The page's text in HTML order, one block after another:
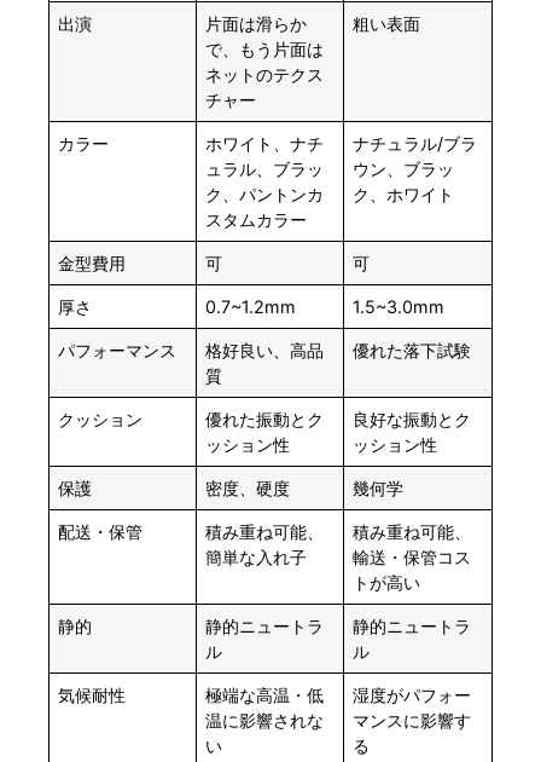
出演
片面は滑らか
で、もう片面は
ネットのテクス
チャー
粗い表面
カラー
ホワイト、ナチ
ュラル、ブラッ
ク、パントンカ
スタムカラー
ナチュラル/ブラ
ウン、ブラッ
ク、ホワイト
金型費用 可 可
厚さ 0.7~1.2mm 1.5~3.0mm
パフォーマンス
格好良い、高品
質
優れた落下試験
クッション
優れた振動とク
ッション性
良好な振動とク
ッション性
保護 密度、硬度 幾何学
配送・保管
積み重ね可能、
簡単な入れ子
積み重ね可能、
輸送・保管コス
トが高い
静的
静的ニュートラ
ル
静的ニュートラ
ル
気候耐性
極端な高温・低
温に影響されな
い
湿度がパフォー
マンスに影響す
る